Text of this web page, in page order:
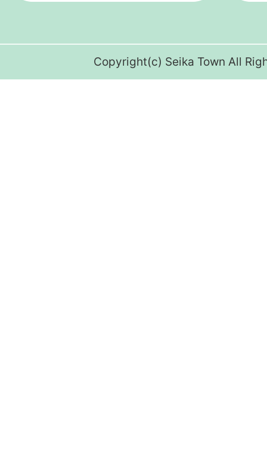
Copyright(c) Seika Town All